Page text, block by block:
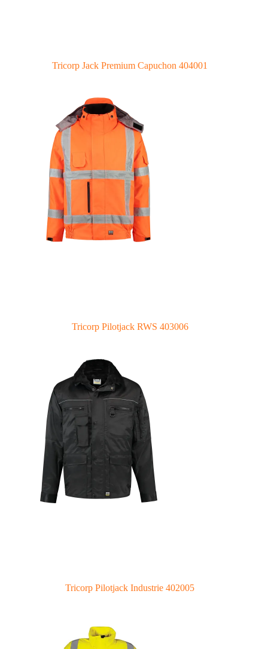
Tricorp Jack Premium Capuchon 404001
Tricorp Pilotjack RWS 403006
Tricorp Pilotjack Industrie 402005